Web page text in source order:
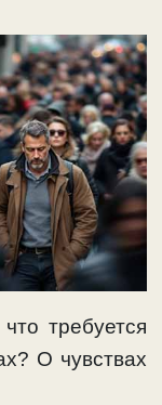
требуется
О чувствах